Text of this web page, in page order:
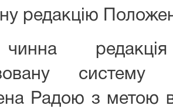
редакцію
систему
Радою з метою